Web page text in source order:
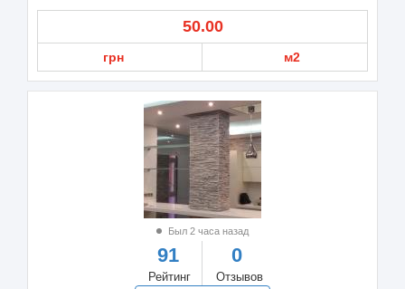
50.00
грн м2
Был 2 часа назад
91
Рейтинг
0
Отзывов